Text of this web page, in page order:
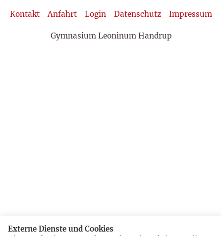
Kontakt Anfahrt Login Datenschutz Impressum
Gymnasium Leoninum Handrup
Externe Dienste und Cookies